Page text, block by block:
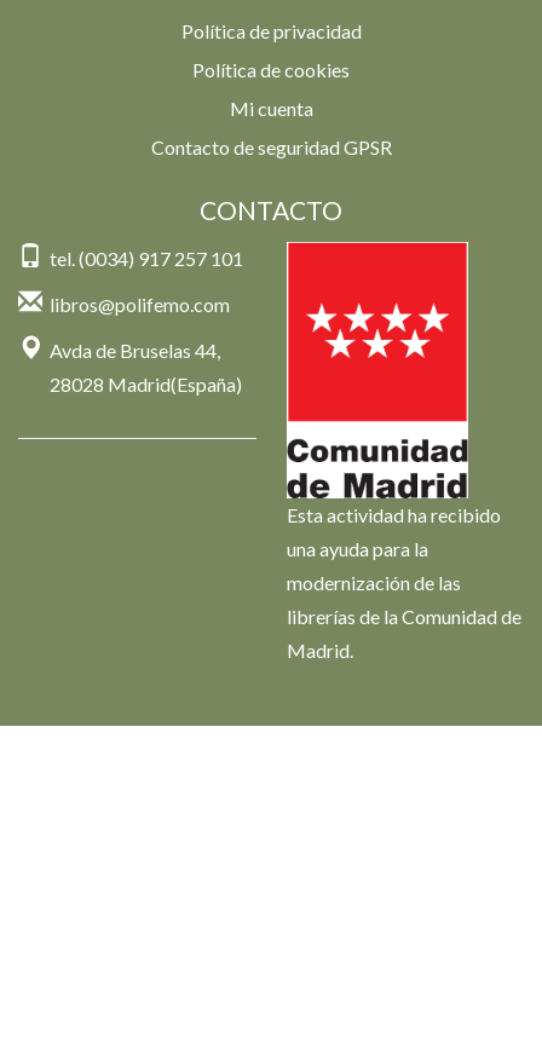
Política de privacidad
Política de cookies
Mi cuenta
Contacto de seguridad GPSR
CONTACTO
tel. (0034) 917 257 101
libros@polifemo.com
Avda de Bruselas 44,
28028 Madrid(España)
Esta actividad ha recibido
una ayuda para la
modernización de las
librerías de la Comunidad de
Madrid.